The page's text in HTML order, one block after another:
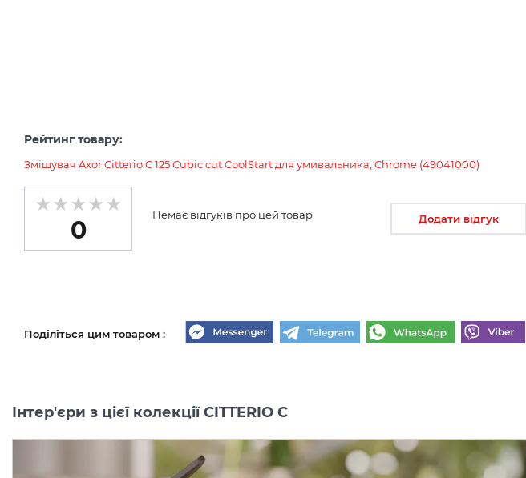
Рейтинг товару:
Змішувач Axor Citterio C 125 Cubic cut CoolStart для умивальника, Chrome (49041000)
0
Немає відгуків про цей товар Додати відгук
Поділіться цим товаром :
Інтер'єри з цієї колекції CITTERIO C